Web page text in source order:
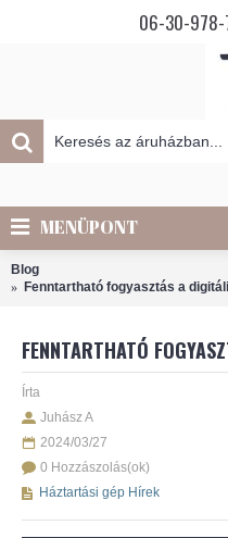
06-30-
MENÜPONT
Blog
Fenntartható fogyasztás a
Írta
Juhász A
2024/03/27
0 Hozzászolás(ok)
Háztartási gép Hírek